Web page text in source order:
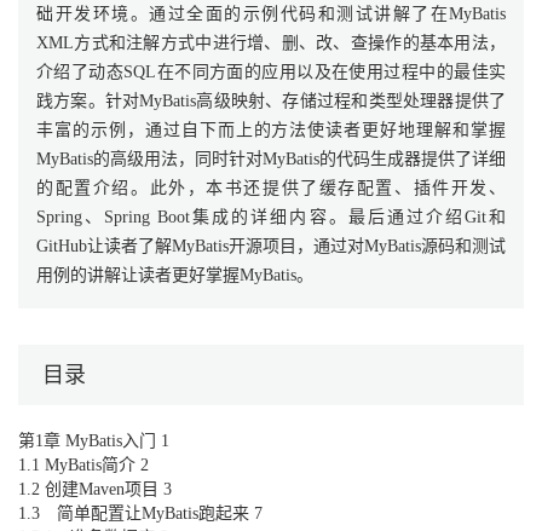
础开发环境。通过全面的示例代码和测试讲解了在MyBatis
XML方式和注解方式中进行增、删、改、查操作的基本用法，
介绍了动态SQL在不同方面的应用以及在使用过程中的最佳实
践方案。针对MyBatis高级映射、存储过程和类型处理器提供了
丰富的示例，通过自下而上的方法使读者更好地理解和掌握
MyBatis的高级用法，同时针对MyBatis的代码生成器提供了详细
的配置介绍。此外，本书还提供了缓存配置、插件开发、
Spring、Spring Boot集成的详细内容。最后通过介绍Git和
GitHub让读者了解MyBatis开源项目，通过对MyBatis源码和测试
用例的讲解让读者更好掌握MyBatis。
目录
第1章 MyBatis入门 1
1.1 MyBatis简介 2
1.2 创建Maven项目 3
1.3 简单配置让MyBatis跑起来 7